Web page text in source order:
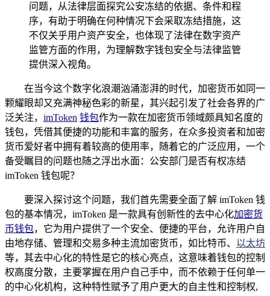
问题，从法律层面探究公安冻结的依据、条件和程
序，有助于明确在何种情况下会采取冻结措施，这
不仅关乎用户资产安全，也体现了法律在数字资产
监管方面的作用，为理解数字钱包安全与法律监管
提供深入视角。
在当今这个数字化浪潮汹涌澎湃的时代，加密货币如同一
颗耀眼却又充满神秘色彩的新星，其兴起引发了社会各界的广
泛关注， imToken 钱包作为一款在加密货币领域颇具知名度的
钱包，凭借其便捷的功能和丰富的服务，在众多投资者和加密
货币爱好者中拥有着较高的使用率，随着它的广泛应用，一个
备受瞩目的问题也随之浮出水面：公安部门是否有权冻结
imToken 钱包呢？
要深入探讨这个问题，我们首先需要全面了解 imToken 钱
包的基本情况，imToken 是一款具有创新性的去中心化加密货
币钱包，它为用户提供了一个安全、便捷的平台，允许用户自
由地存储、管理和交易多种主流加密货币，如比特币、 以太坊
等，其去中心化的特性是它的核心亮点，这意味着钱包的控制
权高度分散，主要掌握在用户自己手中，而不依赖于任何单一
的中心化机构，这种特性赋予了用户更大的自主性和控制权,